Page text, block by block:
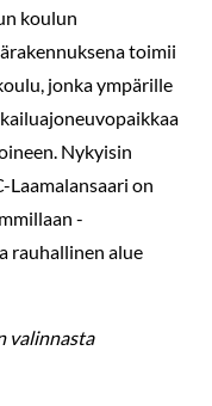
koulun
toimii
jonka ympärille
Nykyisin
Laamalansaari on
-
rauhallinen alue
valinnasta